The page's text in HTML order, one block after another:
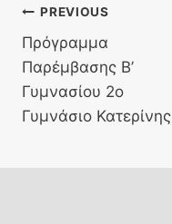
Πλοήγηση
άρθρων
PREVIOUS
Πρόγραμμα
Παρέμβασης Β’
Γυμνασίου 2ο
Γυμνάσιο Κατερίνης